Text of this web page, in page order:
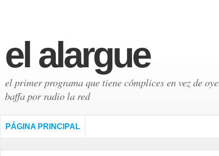
el alargue
el primer programa que tiene cómplices en vez de
baffa por radio la red
PÁGINA PRINCIPAL